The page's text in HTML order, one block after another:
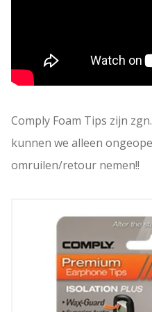
Comply Foam Tips zijn
kunnen we alleen
omruilen/retour nemen!!